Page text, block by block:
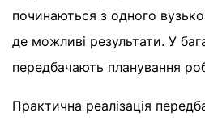
починаються з одного
де можливі результати. У
передбачають планування
Практична реалізація